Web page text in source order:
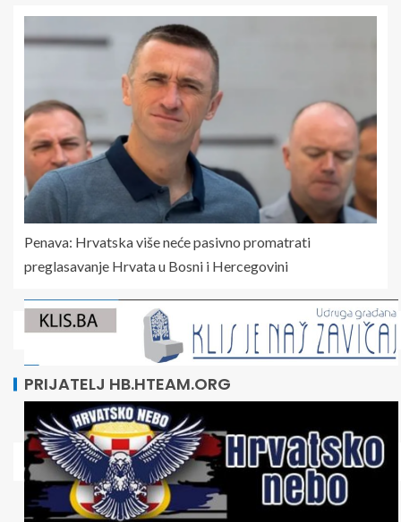
Penava: Hrvatska više neće pasivno promatrati
preglasavanje Hrvata u Bosni i Hercegovini
PRIJATELJ HB.HTEAM.ORG